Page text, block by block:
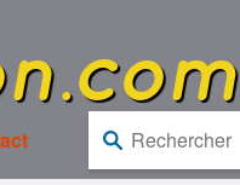
Rechercher :